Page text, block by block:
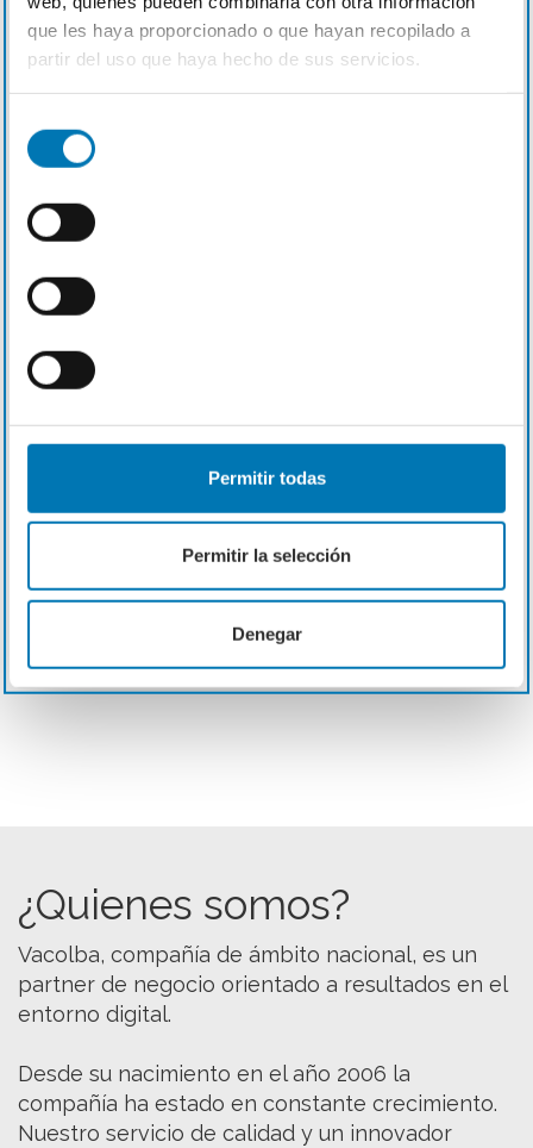
que les haya proporcionado o que hayan recopilado a
partir del uso que haya hecho de sus servicios.
de
Permitir todas
Permitir la selección
Denegar
tecnología e inteligencia artificial
enfocada a la optimización y
maximización de resultados..
El análisis de los datos y su gestión en
los diferentes procesos de marketing
y los clientes para incrementar el valor
de tu negocio.
¿Quienes somos?
Vacolba, compañía de ámbito nacional, es un
partner de negocio orientado a resultados en el
entorno digital.
Desde su nacimiento en el año 2006 la
compañía ha estado en constante crecimiento.
Nuestro servicio de calidad y un innovador